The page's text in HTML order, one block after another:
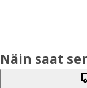
Näin saat